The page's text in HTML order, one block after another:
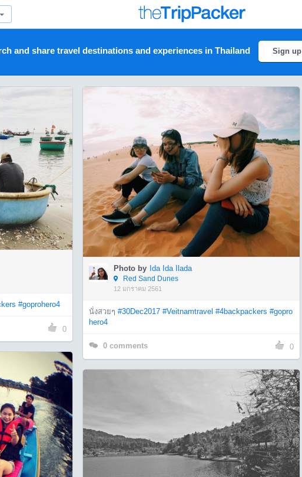
and share travel destinations and experiences in Thailand Sign up
#goprohero4
0
Photo by Ida Ida Ilada
Red Sand Dunes
12 มกราคม 2561
นั่งสวยๆ #30Dec2017 #Veitnamtravel #4backpackers #gopro
hero4
0 comments 0